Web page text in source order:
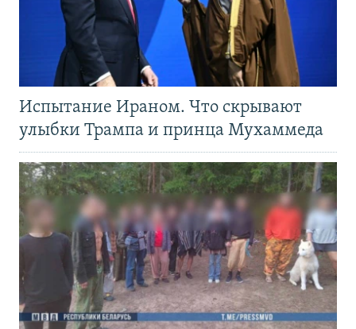
Испытание Ираном. Что скрывают
улыбки Трампа и принца Мухаммеда